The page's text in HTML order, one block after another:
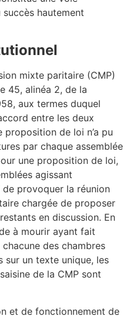
hautement
mixte paritaire (CMP)
45, alinéa 2, de la
aux termes duquel
entre les deux
proposition de loi n’a pu
par chaque assemblée
une proposition de loi,
agissant
provoquer la réunion
chargée de proposer
en discussion. En
à mourir ayant fait
des chambres
sur un texte unique, les
de la CMP sont
et de fonctionnement de